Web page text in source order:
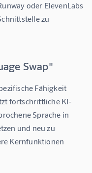
oder ElevenLabs
zu
Swap"
Fähigkeit
fortschrittliche KI-
Sprache in
und neu zu
Kernfunktionen